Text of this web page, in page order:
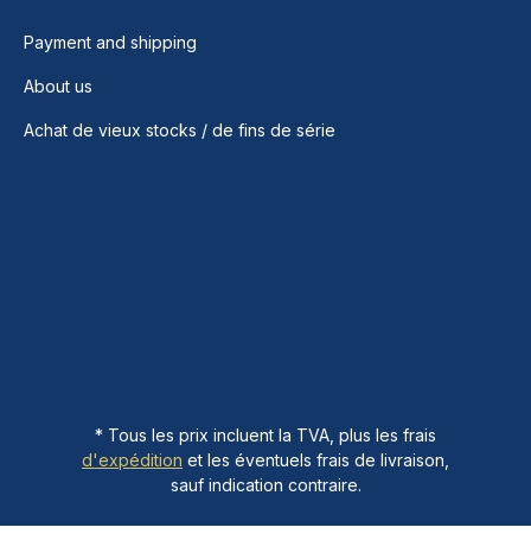
Payment and shipping
About us
Achat de vieux stocks / de fins de série
* Tous les prix incluent la TVA, plus les frais
d'expédition et les éventuels frais de livraison,
sauf indication contraire.